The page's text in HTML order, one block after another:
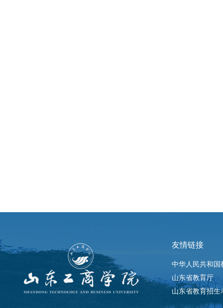
友情链接
中华人民共和国
山东省教育厅
山东省教育招生